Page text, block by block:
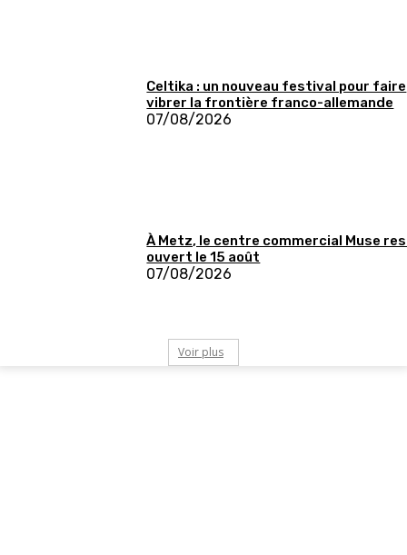
Celtika : un nouveau festival pour faire
vibrer la frontière franco-allemande
07/08/2026
À Metz, le centre commercial Muse
ouvert le 15 août
07/08/2026
Voir plus